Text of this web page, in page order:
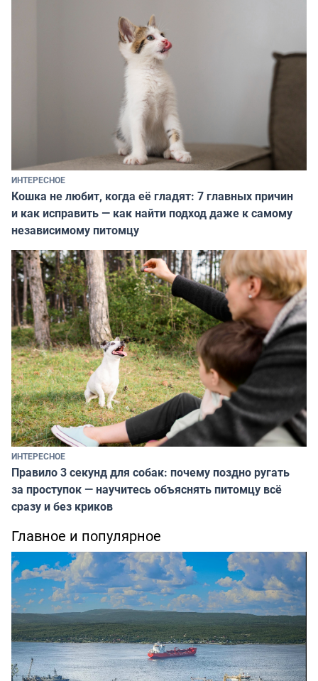
ИНТЕРЕСНОЕ
Кошка не любит, когда её гладят: 7 главных причин
и как исправить — как найти подход даже к самому
независимому питомцу
ИНТЕРЕСНОЕ
Правило 3 секунд для собак: почему поздно ругать
за проступок — научитесь объяснять питомцу всё
сразу и без криков
Главное и популярное